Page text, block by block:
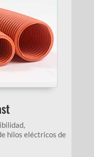
hilos eléctricos de